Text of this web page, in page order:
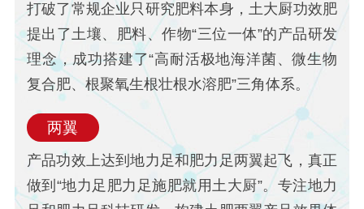
打破了常规企业只研究肥料本身，土大厨功效肥
提出了土壤、肥料、作物“三位一体”的产品研发
理念，成功搭建了“高耐活极地海洋菌、微生物
复合肥、根聚氧生根壮根水溶肥”三角体系。
两翼
产品功效上达到地力足和肥力足两翼起飞，真正
做到“地力足肥力足施肥就用土大厨”。专注地力